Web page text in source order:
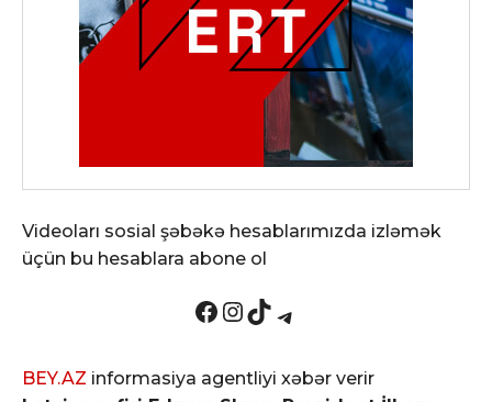
Videoları sosial şəbəkə hesablarımızda izləmək
üçün bu hesablara abone ol
Facebook InstagramTikTok Telegram
BEY.AZ informasiya agentliyi xəbər verir